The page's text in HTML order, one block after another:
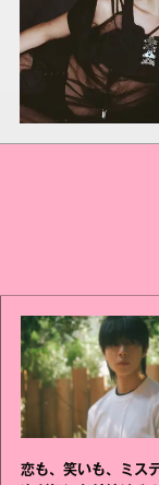
恋も、笑いも、ミス